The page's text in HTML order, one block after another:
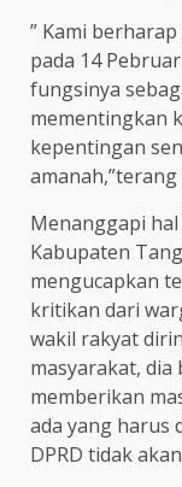
” Kami
pada 14
fungsinya
mementingkan
kepentingan
amanah,”terang
Menanggapi
Kabupaten
mengucapkan
kritikan dari
wakil rakyat
masyarakat,
memberikan
ada yang harus
DPRD tidak